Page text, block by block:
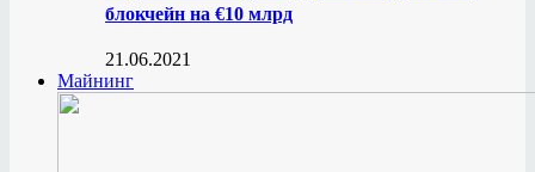
блокчейн на €10 млрд
21.06.2021
Майнинг